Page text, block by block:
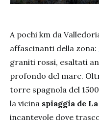
A pochi km da
affascinanti della zona:
graniti rossi, esaltati
profondo del mare.
torre spagnola del
la vicina spiaggia de
incantevole dove